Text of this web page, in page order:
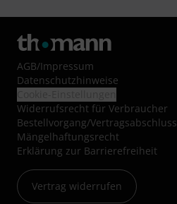
AGB/Impressum
Datenschutzhinweise
Widerrufsrecht für Verbraucher
Bestellvorgang/Vertragsabschluss
Mängelhaftungsrecht
Erklärung zur Barrierefreiheit
Vertrag widerrufen